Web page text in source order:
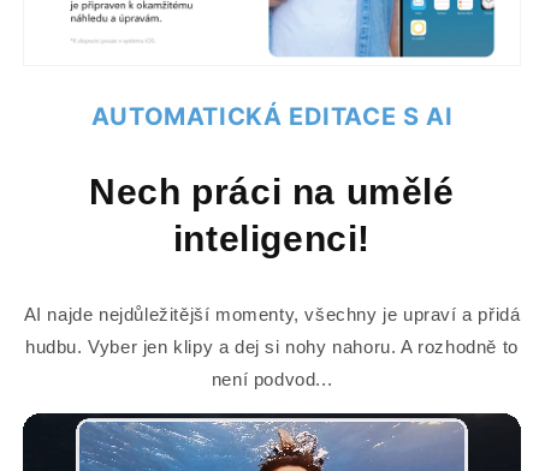
AUTOMATICKÁ EDITACE S AI
Nech práci na umělé
inteligenci!
AI najde nejdůležitější momenty, všechny je upraví a přidá
hudbu. Vyber jen klipy a dej si nohy nahoru. A rozhodně to
není podvod...